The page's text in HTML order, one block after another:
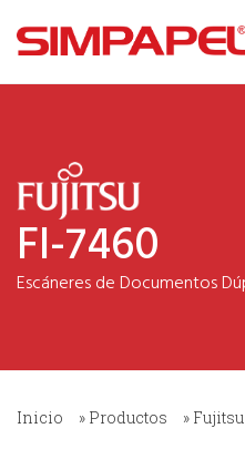
FI-7460
Inicio » Productos » Fujitsu